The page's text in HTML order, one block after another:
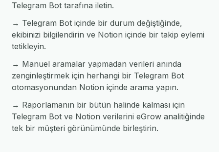
Telegram Bot tarafına iletin.
→ Telegram Bot içinde bir durum değiştiğinde,
ekibinizi bilgilendirin ve Notion içinde bir takip eylemi
tetikleyin.
→ Manuel aramalar yapmadan verileri anında
zenginleştirmek için herhangi bir Telegram Bot
otomasyonundan Notion içinde arama yapın.
→ Raporlamanın bir bütün halinde kalması için
Telegram Bot ve Notion verilerini eGrow analitiğinde
tek bir müşteri görünümünde birleştirin.